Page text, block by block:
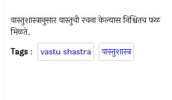
वास्तुशास्त्रानुसार वास्तुची रचना केल्यास निश्चितच फळ
मिळते.
Tags : vastu shastra वास्तुशास्त्र